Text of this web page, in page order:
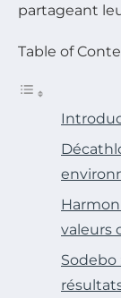
partageant
Table of
valeurs